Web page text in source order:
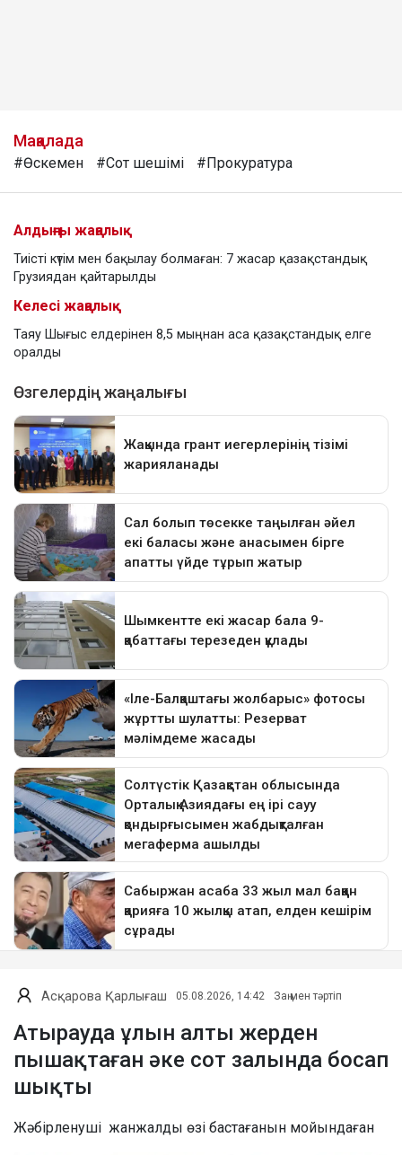
Мақалада
#Өскемен #Сот шешімі #Прокуратура
Алдыңғы жаңалық
Тиісті күтім мен бақылау болмаған: 7 жасар қазақстандық
Грузиядан қайтарылды
Келесі жаңалық
Таяу Шығыс елдерінен 8,5 мыңнан аса қазақстандық елге
оралды
Асқарова Қарлығаш 05.08.2026, 14:42 Заң мен тәртіп
Атырауда ұлын алты жерден
пышақтаған әке сот залында босап
шықты
Жәбірленуші жанжалды өзі бастағанын мойындаған